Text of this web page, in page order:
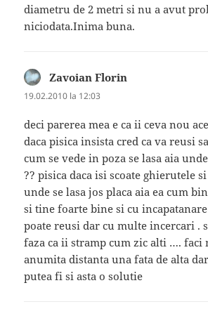
diametru de 2 metri si nu a avut
niciodata.Inima buna.
Zavoian Florin
19.02.2010 la 12:03
deci parerea mea e ca ii ceva nou
daca pisica insista cred ca va reusi
cum se vede in poza se lasa aia
?? pisica daca isi scoate ghierutele
unde se lasa jos placa aia ea cum
si tine foarte bine si cu
poate reusi dar cu multe incercari .
faza ca ii stramp cum zic alti …. faci
anumita distanta una fata de alta
putea fi si asta o solutie